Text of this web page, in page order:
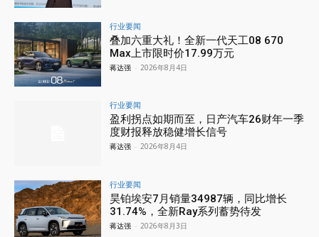
行业要闻
叠加六重大礼！全新一代天工08 670
Max上市限时价17.99万元
蒋达强 - 2026年8月4日
行业要闻
盈利拐点如期而至，日产汽车26财年一季
度财报释放稳健增长信号
蒋达强 - 2026年8月4日
行业要闻
昊铂埃安7月销量34987辆，同比增长
31.74%，全新Ray系列蓄势待发
蒋达强 - 2026年8月3日